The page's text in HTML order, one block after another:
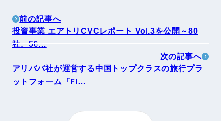
前の記事へ
投資事業 エアトリCVCレポート Vol.3を公開～80
社、58…
次の記事へ
アリババ社が運営する中国トップクラスの旅行プラ
ットフォーム「Fl…